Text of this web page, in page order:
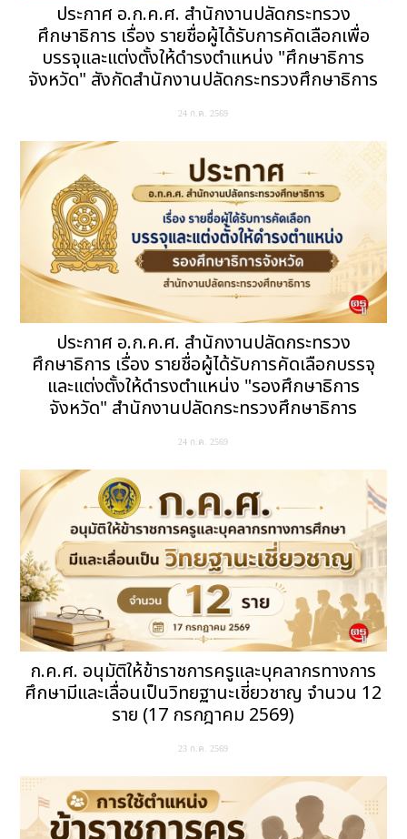
ประกาศ อ.ก.ค.ศ. สำนักงานปลัดกระทรวง
ศึกษาธิการ เรื่อง รายชื่อผู้ได้รับการคัดเลือกเพื่อ
บรรจุและแต่งตั้งให้ดำรงตำแหน่ง "ศึกษาธิการ
จังหวัด" สังกัดสำนักงานปลัดกระทรวงศึกษาธิการ
24 ก.ค. 2569
ประกาศ อ.ก.ค.ศ. สำนักงานปลัดกระทรวง
ศึกษาธิการ เรื่อง รายชื่อผู้ได้รับการคัดเลือกบรรจุ
และแต่งตั้งให้ดำรงตำแหน่ง "รองศึกษาธิการ
จังหวัด" สำนักงานปลัดกระทรวงศึกษาธิการ
24 ก.ค. 2569
ก.ค.ศ. อนุมัติให้ข้าราชการครูและบุคลากรทางการ
ศึกษามีและเลื่อนเป็นวิทยฐานะเชี่ยวชาญ จำนวน 12
ราย (17 กรกฎาคม 2569)
23 ก.ค. 2569